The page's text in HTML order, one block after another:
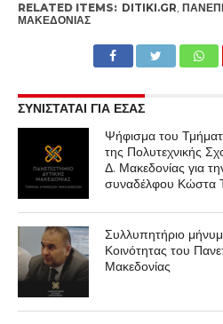
RELATED ITEMS: DITIKI.GR,
ΜΑΚΕΔΟΝΊΑΣ
ΣΥΝΙΣΤΑΤΑΙ ΓΙΑ ΕΣΑΣ
Ψήφισμα του
της Πολυτεχνικής
Δ. Μακεδονίας για
συναδέλφου Κώστα
Συλλυπητήριο
Κοινότητας του
Μακεδονίας